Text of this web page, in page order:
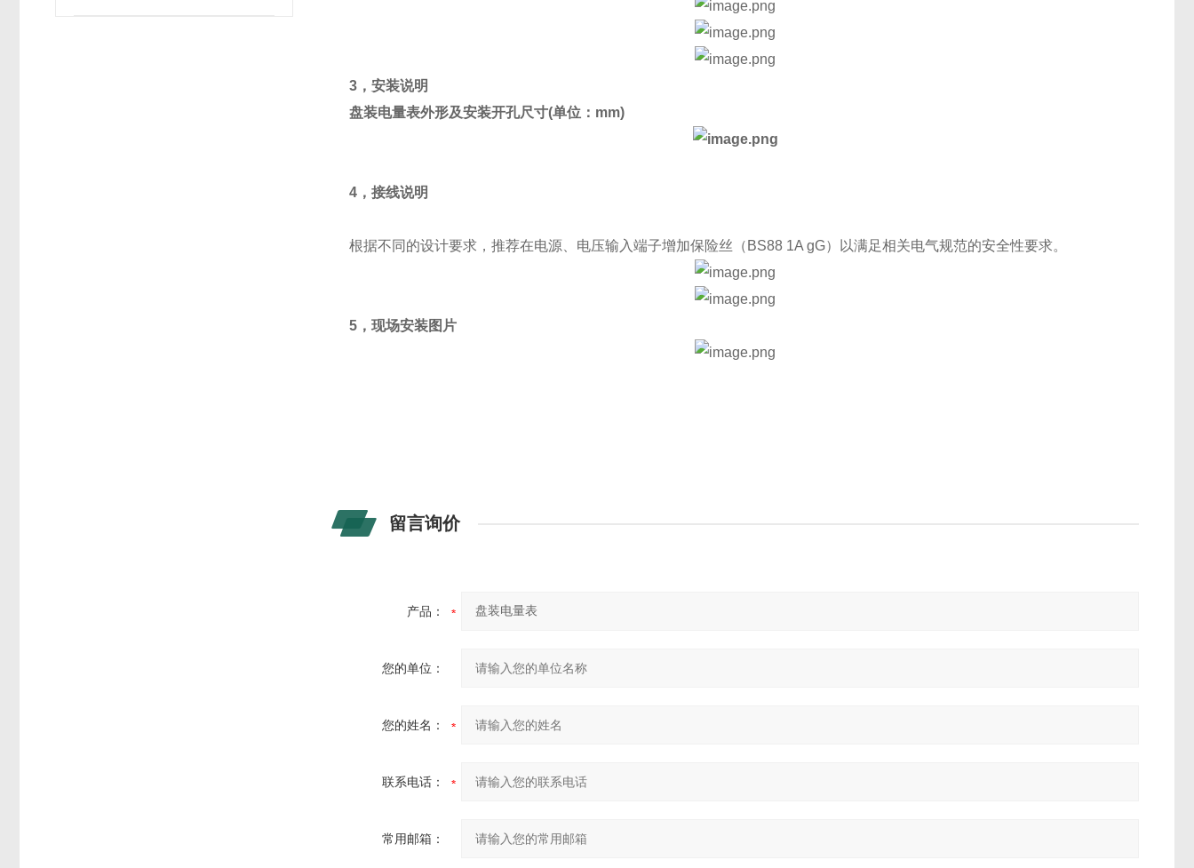
3，安装说明
盘装电量表外形及安装开孔尺寸(单位：mm)
4，接线说明
根据不同的设计要求，推荐在电源、电压输入端子增加保险丝（BS88 1A gG）以满足相关电气规范的安全性要求。
5，现场安装图片
留言询价
产品：
您的单位：
您的姓名：
联系电话：
常用邮箱：